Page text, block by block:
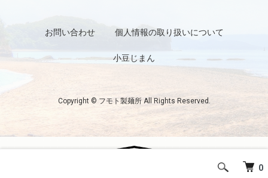
0
お問い合わせ 個人情報の取り扱いについて
小豆じまん
Copyright © フモト製麺所 All Rights Reserved.